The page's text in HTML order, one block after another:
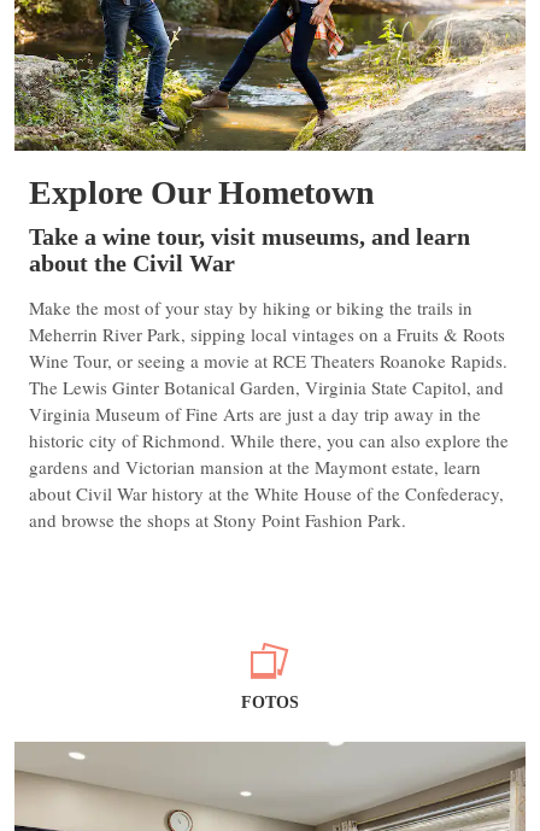
Explore Our Hometown
Take a wine tour, visit museums, and learn
about the Civil War
Make the most of your stay by hiking or biking the trails in
Meherrin River Park, sipping local vintages on a Fruits & Roots
Wine Tour, or seeing a movie at RCE Theaters Roanoke Rapids.
The Lewis Ginter Botanical Garden, Virginia State Capitol, and
Virginia Museum of Fine Arts are just a day trip away in the
historic city of Richmond. While there, you can also explore the
gardens and Victorian mansion at the Maymont estate, learn
about Civil War history at the White House of the Confederacy,
and browse the shops at Stony Point Fashion Park.
FOTOS